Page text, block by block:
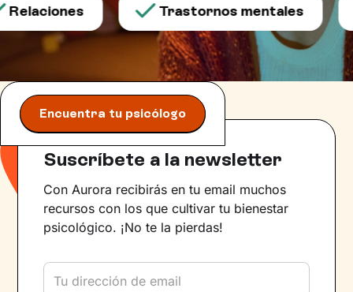
Relaciones Trastornos mentales
Encuentra tu psicólogo
Suscríbete a la newsletter
Con Aurora recibirás en tu email muchos
recursos con los que cultivar tu bienestar
psicológico. ¡No te la pierdas!